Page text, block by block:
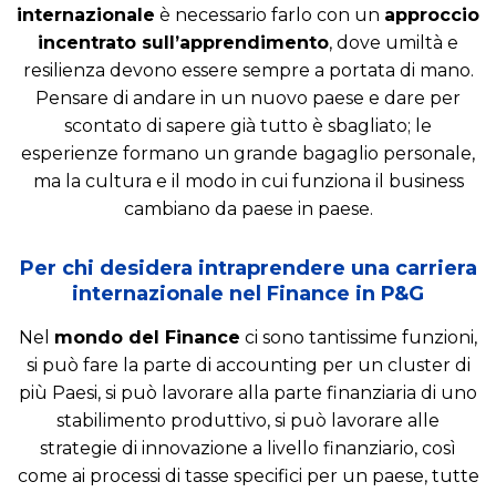
internazionale è necessario farlo con un approccio
incentrato sull’apprendimento, dove umiltà e
resilienza devono essere sempre a portata di mano.
Pensare di andare in un nuovo paese e dare per
scontato di sapere già tutto è sbagliato; le
esperienze formano un grande bagaglio personale,
ma la cultura e il modo in cui funziona il business
cambiano da paese in paese.
Per chi desidera intraprendere una carriera
internazionale nel Finance in P&G
Nel mondo del Finance ci sono tantissime funzioni,
si può fare la parte di accounting per un cluster di
più Paesi, si può lavorare alla parte finanziaria di uno
stabilimento produttivo, si può lavorare alle
strategie di innovazione a livello finanziario, così
come ai processi di tasse specifici per un paese, tutte